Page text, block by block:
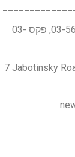
דרך ז'בוטינסקי 7 רמת גן 5250601 טל. 03-5603046, פקס 03-
7 Jabotinsky